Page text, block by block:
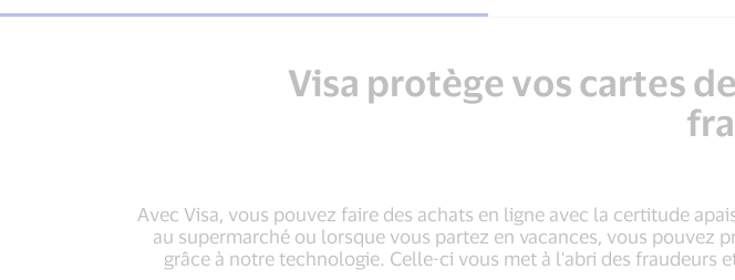
Visa protège vos cartes
Avec Visa, vous pouvez faire des achats en ligne avec la certitude
au supermarché ou lorsque vous partez en vacances, vous pouvez
grâce à notre technologie. Celle-ci vous met à l'abri des